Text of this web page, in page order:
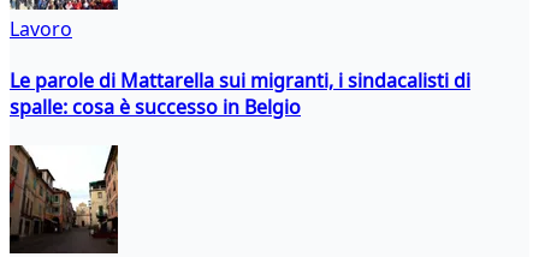
Lavoro
Le parole di Mattarella sui migranti, i sindacalisti di
spalle: cosa è successo in Belgio